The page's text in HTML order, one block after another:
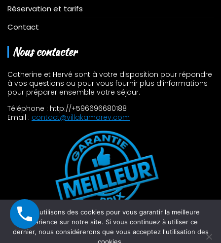
Réservation et tarifs
Contact
Nous contacter
Catherine et Hervé sont à votre disposition pour répondre
à vos questions ou pour vous fournir plus d’informations
pour préparer ensemble votre séjour.
Téléphone : http://+596696680188
Email : contact@villakamarev.com
Copyright 2023 - Tous droits réservés - Villa Kamarev -
Nous utilisons des cookies pour vous garantir la meilleure
expérience sur notre site. Si vous continuez à utiliser ce
dernier, nous considérerons que vous acceptez l'utilisation des